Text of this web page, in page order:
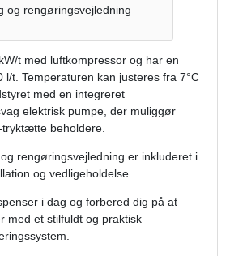
og rengøringsvejledning
t med luftkompressor og har en
l/t. Temperaturen kan justeres fra 7°C
med en integreret
elektrisk pumpe, der muliggør
beholdere.
rengøringsvejledning er inkluderet i
og vedligeholdelse.
i dag og forbered dig på at
med et stilfuldt og praktisk